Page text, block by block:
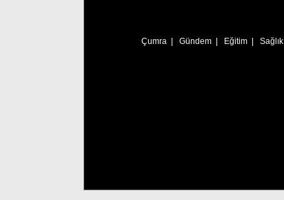
Çumra | Gündem | Eğitim | Sağlık